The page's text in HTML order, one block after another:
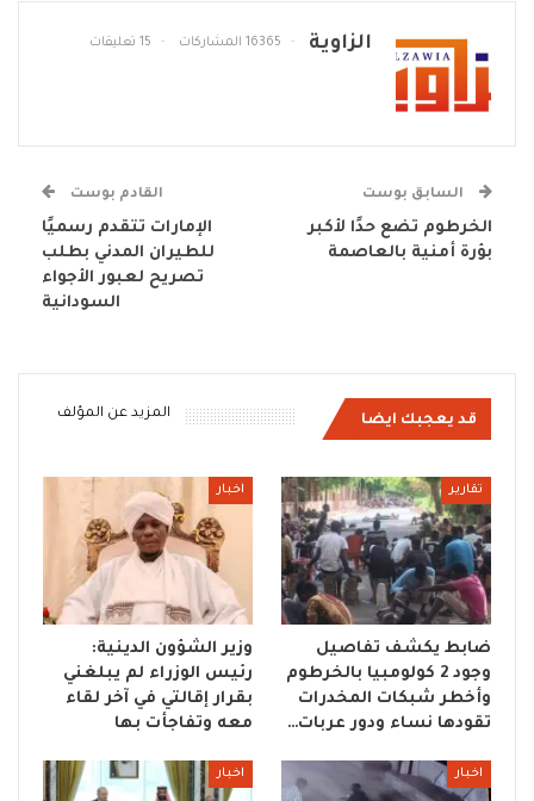
الزاوية 16365 المشاركات 15 تعليقات
السابق بوست
الخرطوم تضع حدًا لأكبر
بؤرة أمنية بالعاصمة
القادم بوست
الإمارات تتقدم رسميًا
للطيران المدني بطلب
تصريح لعبور الأجواء
السودانية
قد يعجبك ايضا المزيد عن المؤلف
تقارير
ضابط يكشف تفاصيل
وجود 2 كولومبيا بالخرطوم
وأخطر شبكات المخدرات
تقودها نساء ودور عربات…
اخبار
وزير الشؤون الدينية:
رئيس الوزراء لم يبلغني
بقرار إقالتي في آخر لقاء
معه وتفاجأت بها
اخبار اخبار